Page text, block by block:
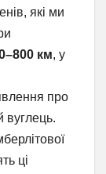
які ми
км, у
про
вуглець.
ці